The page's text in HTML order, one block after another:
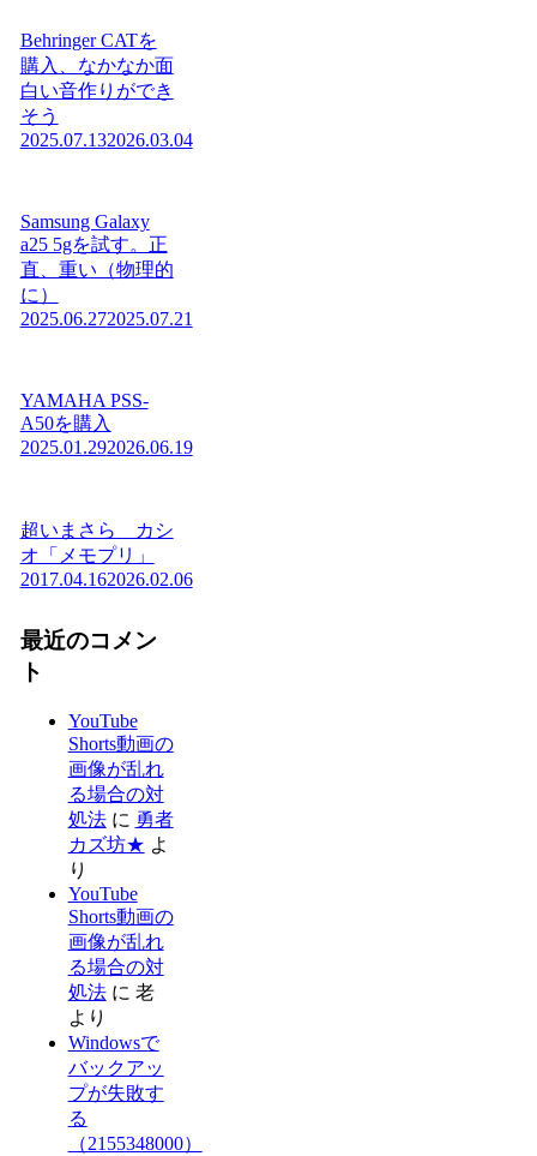
Behringer CATを
購入、なかなか面
白い音作りができ
そう
2025.07.132026.03.04
Samsung Galaxy
a25 5gを試す。正
直、重い（物理的
に）
2025.06.272025.07.21
YAMAHA PSS-
A50を購入
2025.01.292026.06.19
超いまさら カシ
オ「メモプリ」
2017.04.162026.02.06
最近のコメン
ト
YouTube
Shorts動画の
画像が乱れ
る場合の対
処法に 勇者
カズ坊★ よ
り
YouTube
Shorts動画の
画像が乱れ
る場合の対
処法に 老
より
Windowsで
バックアッ
プが失敗す
る
（2155348000）